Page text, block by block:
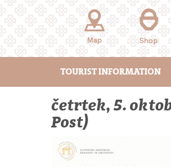
Map
Shop
TOURIST INFORMATION
četrtek, 5.
Post)